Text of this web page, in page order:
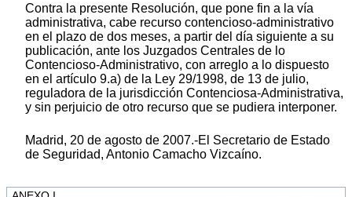
Contra la presente Resolución, que pone fin a la vía
administrativa, cabe recurso contencioso-administrativo
en el plazo de dos meses, a partir del día siguiente a su
publicación, ante los Juzgados Centrales de lo
Contencioso-Administrativo, con arreglo a lo dispuesto
en el artículo 9.a) de la Ley 29/1998, de 13 de julio,
reguladora de la jurisdicción Contenciosa-Administrativa,
y sin perjuicio de otro recurso que se pudiera interponer.
Madrid, 20 de agosto de 2007.-El Secretario de Estado
de Seguridad, Antonio Camacho Vizcaíno.